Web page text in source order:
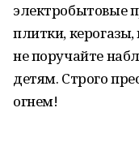
электробытовые
плитки,
не поручайте
детям. Строго
огнем!